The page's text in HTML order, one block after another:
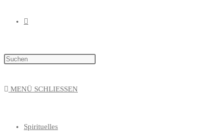
WEBSITE-
MENÜ SCHLIESSEN
Spirituelles